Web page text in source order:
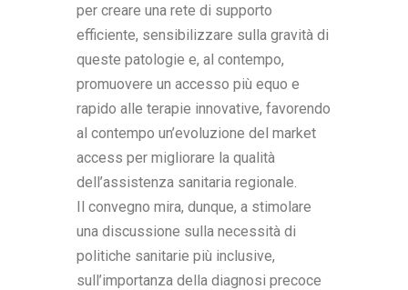
per creare una rete di supporto
efficiente, sensibilizzare sulla gravità di
queste patologie e, al contempo,
promuovere un accesso più equo e
rapido alle terapie innovative, favorendo
al contempo un’evoluzione del market
access per migliorare la qualità
dell’assistenza sanitaria regionale.
Il convegno mira, dunque, a stimolare
una discussione sulla necessità di
politiche sanitarie più inclusive,
sull’importanza della diagnosi precoce